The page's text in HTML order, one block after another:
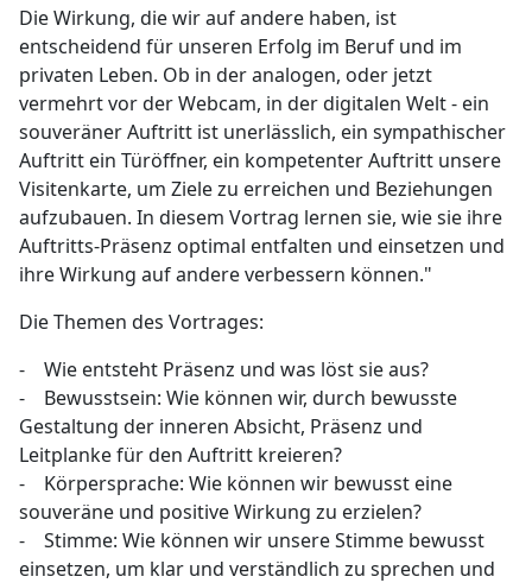
Die Wirkung, die wir auf andere haben, ist
entscheidend für unseren Erfolg im Beruf und im
privaten Leben. Ob in der analogen, oder jetzt
vermehrt vor der Webcam, in der digitalen Welt - ein
souveräner Auftritt ist unerlässlich, ein sympathischer
Auftritt ein Türöffner, ein kompetenter Auftritt unsere
Visitenkarte, um Ziele zu erreichen und Beziehungen
aufzubauen. In diesem Vortrag lernen sie, wie sie ihre
Auftritts-Präsenz optimal entfalten und einsetzen und
ihre Wirkung auf andere verbessern können."
Die Themen des Vortrages:
- Wie entsteht Präsenz und was löst sie aus?
- Bewusstsein: Wie können wir, durch bewusste
Gestaltung der inneren Absicht, Präsenz und
Leitplanke für den Auftritt kreieren?
- Körpersprache: Wie können wir bewusst eine
souveräne und positive Wirkung zu erzielen?
- Stimme: Wie können wir unsere Stimme bewusst
einsetzen, um klar und verständlich zu sprechen und